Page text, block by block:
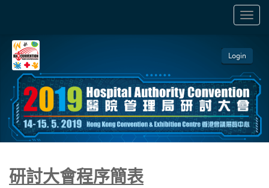
Login
研討大會程序簡表